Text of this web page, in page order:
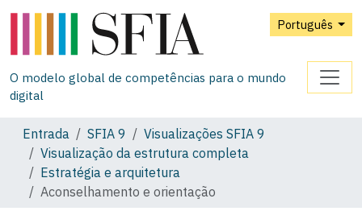
Português
O modelo global de competências para o mundo
digital
Entrada SFIA 9
Visualizações SFIA 9
Visualização da estrutura completa
Estratégia e arquitetura
Aconselhamento e orientação